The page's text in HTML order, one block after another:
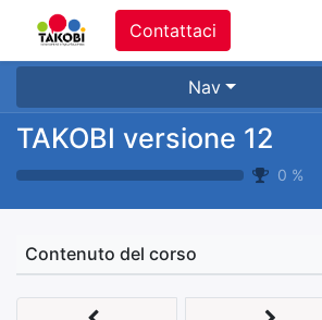
Contattaci
Nav
TAKOBI versione 12
0 %
Contenuto del corso